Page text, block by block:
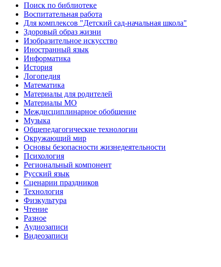
Поиск по библиотеке
Воспитательная работа
Для комплексов "Детский сад-начальная школа"
Здоровый образ жизни
Изобразительное искусство
Иностранный язык
Информатика
История
Логопедия
Математика
Материалы для родителей
Материалы МО
Междисциплинарное обобщение
Музыка
Общепедагогические технологии
Окружающий мир
Основы безопасности жизнедеятельности
Психология
Региональный компонент
Русский язык
Сценарии праздников
Технология
Физкультура
Чтение
Разное
Аудиозаписи
Видеозаписи